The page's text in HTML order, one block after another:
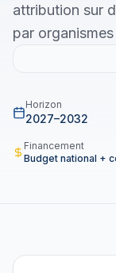
attribution sur
par
Horizon
2027–2032
Financement
Budget national +